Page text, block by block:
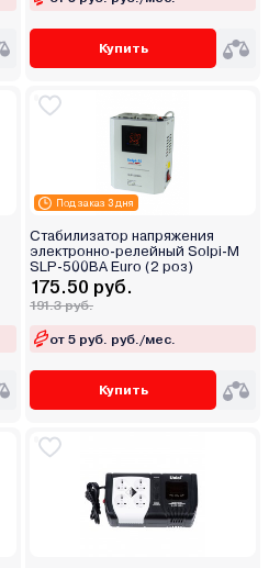
Купить
Под заказ 3 дня
Стабилизатор напряжения
электронно-релейный Solpi-M
SLP-500ВА Euro (2 роз)
175.50 руб.
191.3 руб.
от 5 руб. руб./мес.
Купить